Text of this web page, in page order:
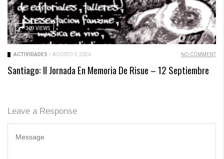
309 VIEWS
ACTIVIDADES / AGOSTO 3, 2026 NO COMMENT
Santiago: II Jornada En Memoria De Risue – 12 Septiembre
Leave a Response